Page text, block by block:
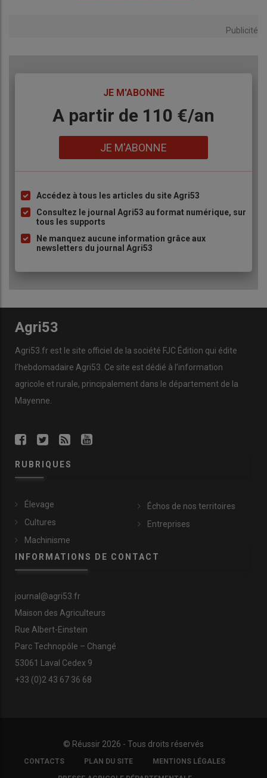
Publicité
JE M'ABONNE
BodyA partir de 110 €/an
JE M'ABONNE
Liste
à
puce
Accédez à tous les articles du site Agri53
Consultez le journal Agri53 au format numérique, sur
tous les supports
Ne manquez aucune information grâce aux
newsletters du journal Agri53
Agri53
Agri53.fr est le site officiel de la société FJC Édition qui édite
l’hebdomadaire Agri53. Ce site est dédié à l’information
agricole et rurale, principalement dans le département de la
Mayenne.
RUBRIQUES
Élevage
Cultures
Machinisme
Échos de nos territoires
Entreprises
INFORMATIONS DE CONTACT
journal@agri53.fr
Maison des Agriculteurs
Rue Albert-Einstein
Parc Technopôle – Changé
53061 Laval Cedex 9
+33 (0)2 43 67 36 68
© Réussir 2026 - Tous droits réservés
FOOTER
COPYRIGHT
CONTACTS PLAN DU SITE MENTIONS LÉGALES